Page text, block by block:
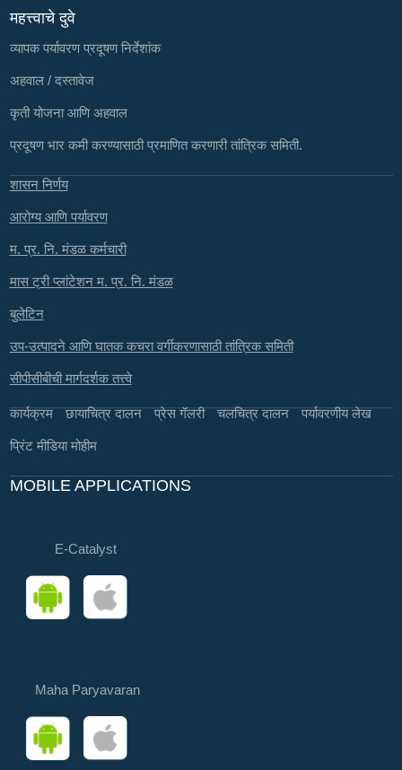
महत्त्वाचे दुवे
व्यापक पर्यावरण प्रदूषण निर्देशांक
अहवाल / दस्तावेज
कृती योजना आणि अहवाल
प्रदूषण भार कमी करण्यासाठी प्रमाणित करणारी तांत्रिक समिती.
शासन निर्णय
आरोग्य आणि पर्यावरण
म. प्र. नि. मंडळ कर्मचारी
मास ट्री प्लांटेशन म. प्र. नि. मंडळ
बुलेटिन
उप-उत्पादने आणि घातक कचरा वर्गीकरणासाठी तांत्रिक समिती
सीपीसीबीची मार्गदर्शक तत्त्वे
कार्यक्रम छायाचित्र दालन प्रेस गॅलरी चलचित्र दालन पर्यावरणीय लेख
प्रिंट मीडिया मोहीम
MOBILE APPLICATIONS
E-Catalyst
Maha Paryavaran